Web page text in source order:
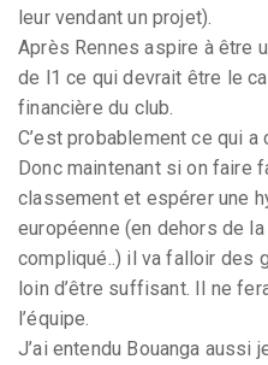
leur vendant un projet).
Après Rennes aspire à être
de l1 ce qui devrait être le
financière du club.
C’est probablement ce qui a
Donc maintenant si on faire
classement et espérer une
européenne (en dehors de
compliqué..) il va falloir des
loin d’être suffisant. Il ne
l’équipe.
J’ai entendu Bouanga aussi